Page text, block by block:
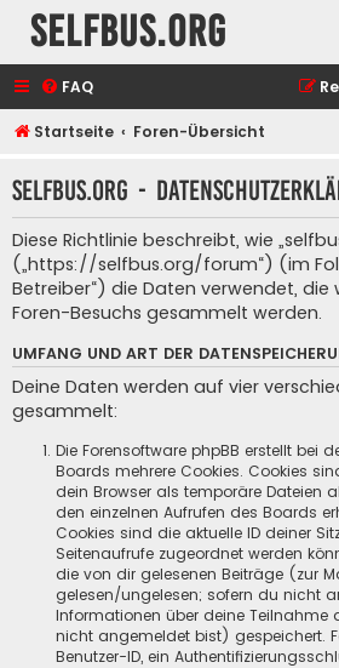
selfbus.org
FAQ
Startseite Foren-Übersicht
selfbus.org -
Diese Richtlinie beschreibt, wie
(„https://selfbus.org/forum“) (im
Betreiber“) die Daten verwendet, die
Foren-Besuchs gesammelt werden.
UMFANG UND ART DER
Deine Daten werden auf vier
gesammelt:
Die Forensoftware phpBB erstellt bei
Boards mehrere Cookies. Cookies
dein Browser als temporäre Dateien
den einzelnen Aufrufen des Boards
Cookies sind die aktuelle ID deiner
Seitenaufrufe zugeordnet werden
die von dir gelesenen Beiträge (zur
gelesen/ungelesen; sofern du nicht
Informationen über deine Teilnahme
nicht angemeldet bist) gespeichert.
Benutzer-ID, ein